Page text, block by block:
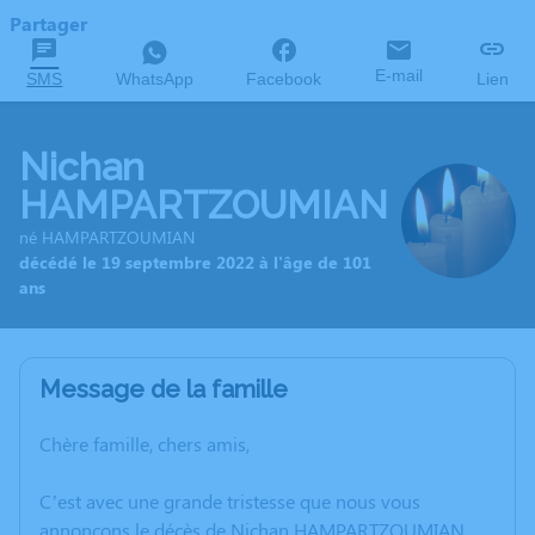
Partager
SMS WhatsApp Facebook E-mail Lien
Nichan
HAMPARTZOUMIAN
né HAMPARTZOUMIAN
décédé le 19 septembre 2022 à l'âge de 101
ans
Message de la famille
Chère famille, chers amis,
C’est avec une grande tristesse que nous vous
annonçons le décès de Nichan HAMPARTZOUMIAN